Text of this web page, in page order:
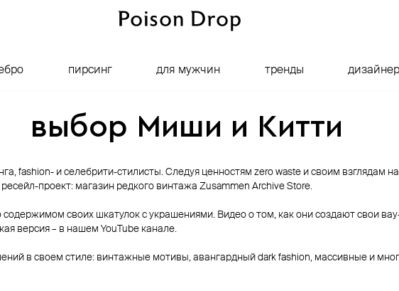
пирсинг для мужчин тренды
выбор Миши и Китти
fashion- и селебрити-стилисты. Следуя ценностям zero waste и своим взглядам
проект: магазин редкого винтажа Zusammen Archive Store.
своих шкатулок с украшениями. Видео о том, как они создают свои
версия – в нашем YouTube канале.
в своем стиле: винтажные мотивы, авангардный dark fashion, массивные и